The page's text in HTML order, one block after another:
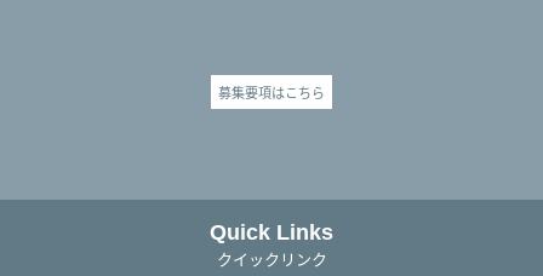
募集要項はこちら
Quick Links
クイックリンク